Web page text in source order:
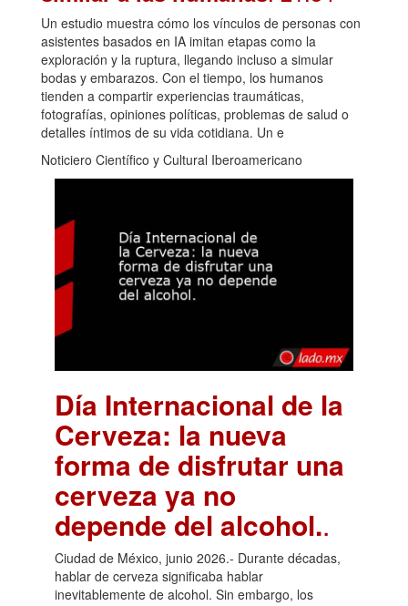
Un estudio muestra cómo los vínculos de personas con
asistentes basados en IA imitan etapas como la
exploración y la ruptura, llegando incluso a simular
bodas y embarazos. Con el tiempo, los humanos
tienden a compartir experiencias traumáticas,
fotografías, opiniones políticas, problemas de salud o
detalles íntimos de su vida cotidiana. Un e
Noticiero Científico y Cultural Iberoamericano
Día Internacional de la
Cerveza: la nueva
forma de disfrutar una
cerveza ya no
depende del alcohol..
Ciudad de México, junio 2026.- Durante décadas,
hablar de cerveza significaba hablar
inevitablemente de alcohol. Sin embargo, los